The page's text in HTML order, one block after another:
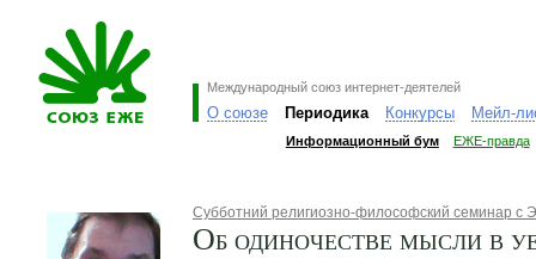
Международный союз интернет-деятелей
О союзе Периодика Конкурсы Мейл-
Информационный бум ЕЖЕ-правда
Субботний религиозно-философский семинар с
Об одиночестве мысли в